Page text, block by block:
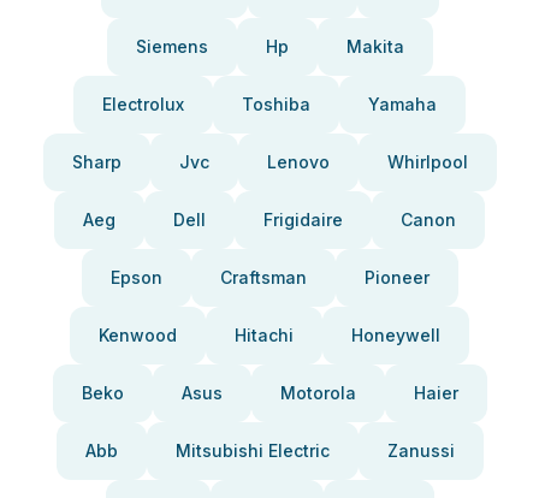
Siemens Hp Makita
Electrolux Toshiba Yamaha
Sharp Jvc Lenovo Whirlpool
Aeg Dell Frigidaire Canon
Epson Craftsman Pioneer
Kenwood Hitachi Honeywell
Beko Asus Motorola Haier
Abb Mitsubishi Electric Zanussi